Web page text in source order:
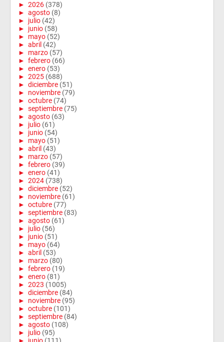
► 2026 (378)
► agosto (8)
► julio (42)
► junio (58)
► mayo (52)
► abril (42)
► marzo (57)
► febrero (66)
► enero (53)
► 2025 (688)
► diciembre (51)
► noviembre (79)
► octubre (74)
► septiembre (75)
► agosto (63)
► julio (61)
► junio (54)
► mayo (51)
► abril (43)
► marzo (57)
► febrero (39)
► enero (41)
► 2024 (738)
► diciembre (52)
► noviembre (61)
► octubre (77)
► septiembre (83)
► agosto (61)
► julio (56)
► junio (51)
► mayo (64)
► abril (53)
► marzo (80)
► febrero (19)
► enero (81)
► 2023 (1005)
► diciembre (84)
► noviembre (95)
► octubre (101)
► septiembre (84)
► agosto (108)
► julio (95)